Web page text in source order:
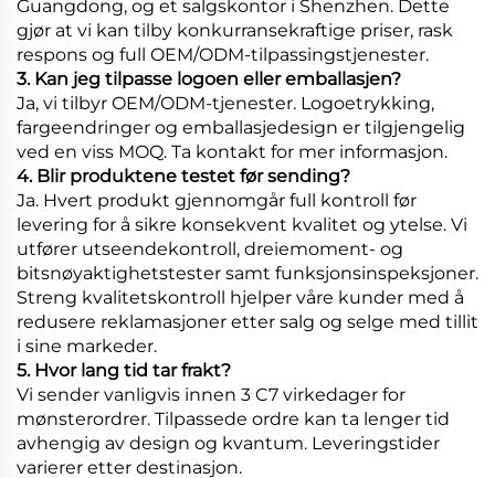
Guangdong, og et salgskontor i Shenzhen. Dette
gjør at vi kan tilby konkurransekraftige priser, rask
respons og full OEM/ODM-tilpassingstjenester.
3. Kan jeg tilpasse logoen eller emballasjen?
Ja, vi tilbyr OEM/ODM-tjenester. Logoetrykking,
fargeendringer og emballasjedesign er tilgjengelig
ved en viss MOQ. Ta kontakt for mer informasjon.
4. Blir produktene testet før sending?
Ja. Hvert produkt gjennomgår full kontroll før
levering for å sikre konsekvent kvalitet og ytelse. Vi
utfører utseendekontroll, dreiemoment- og
bitsnøyaktighetstester samt funksjonsinspeksjoner.
Streng kvalitetskontroll hjelper våre kunder med å
redusere reklamasjoner etter salg og selge med tillit
i sine markeder.
5. Hvor lang tid tar frakt?
Vi sender vanligvis innen 3 C7 virkedager for
mønsterordrer. Tilpassede ordre kan ta lenger tid
avhengig av design og kvantum. Leveringstider
varierer etter destinasjon.